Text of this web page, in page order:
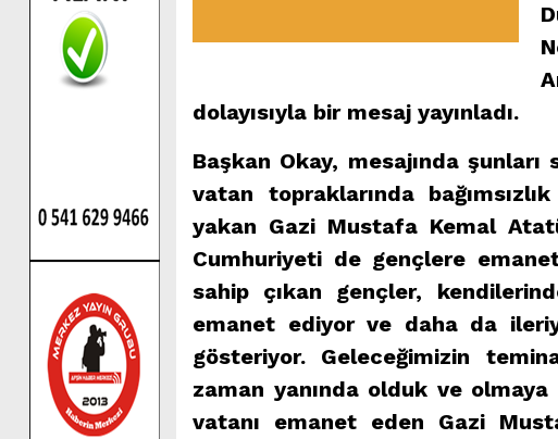
dolayısıyla bir mesaj yayınladı.
Başkan Okay, mesajında
vatan topraklarında
yakan Gazi Mustafa Kemal
Cumhuriyeti de gençlere
sahip çıkan gençler,
emanet ediyor ve daha da
gösteriyor. Geleceğimizin
zaman yanında olduk ve
vatanı emanet eden Gazi